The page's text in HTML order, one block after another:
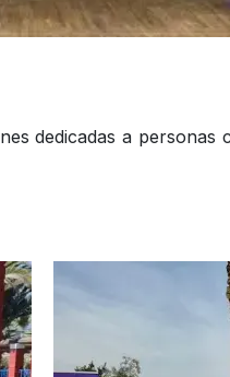
dedicadas a personas